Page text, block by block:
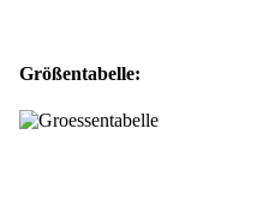
Größentabelle: